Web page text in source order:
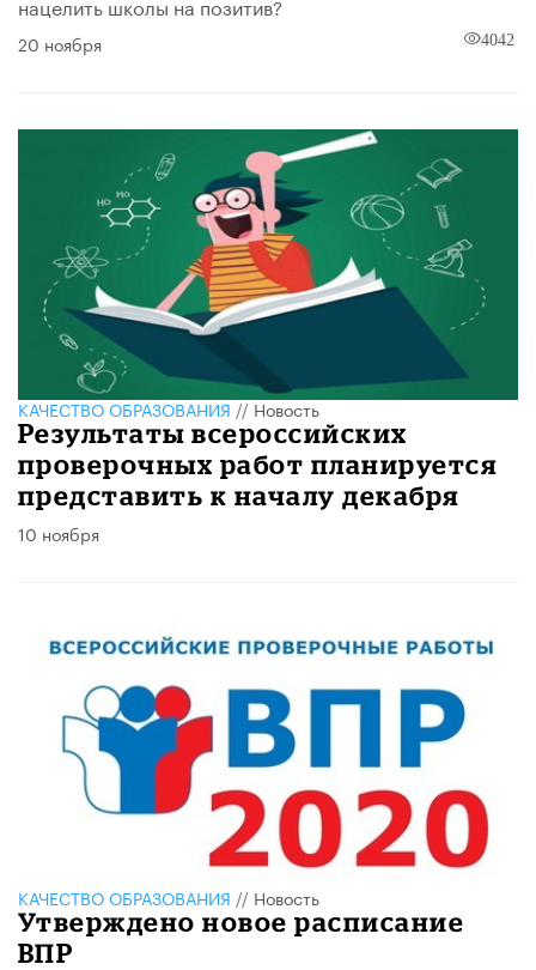
20 ноября 4042
КАЧЕСТВО ОБРАЗОВАНИЯ//Новость
Результаты всероссийских
проверочных работ планируется
представить к началу декабря
10 ноября
КАЧЕСТВО ОБРАЗОВАНИЯ // Новость
​Утверждено новое расписание
ВПР